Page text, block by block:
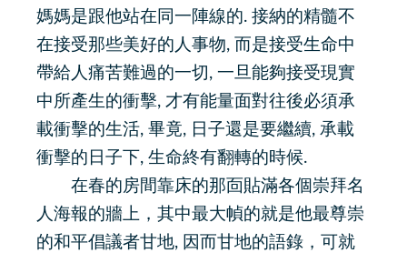
媽媽是跟他站在同一陣線的. 接納的精髓不
在接受那些美好的人事物, 而是接受生命中
帶給人痛苦難過的一切, 一旦能夠接受現實
中所產生的衝擊, 才有能量面對往後必須承
載衝擊的生活, 畢竟, 日子還是要繼續, 承載
衝擊的日子下, 生命終有翻轉的時候.
在春的房間靠床的那靣貼滿各個崇拜名
人海報的牆上，其中最大幀的就是他最尊崇
的和平倡議者甘地, 因而甘地的語錄，可就